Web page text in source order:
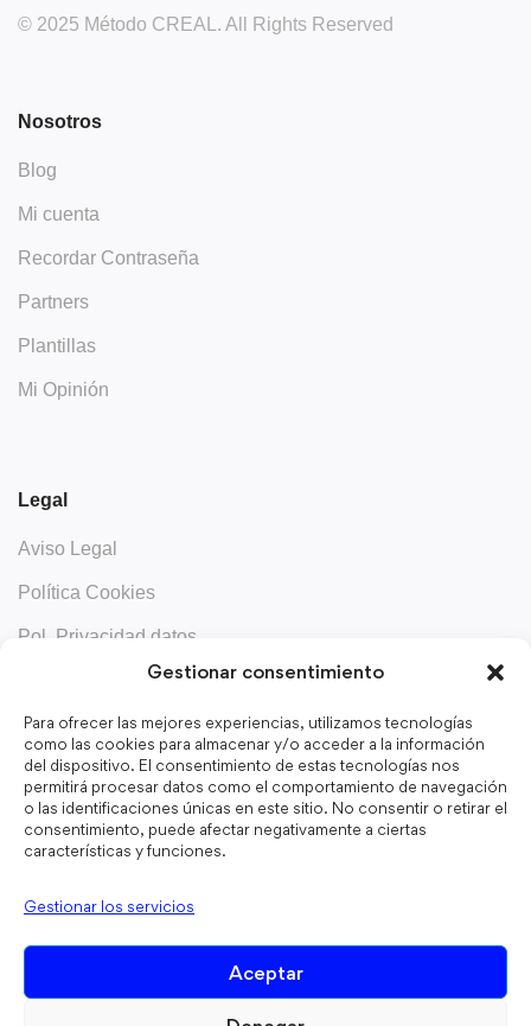
Gestionar consentimiento
Para ofrecer las mejores experiencias, utilizamos tecnologías
como las cookies para almacenar y/o acceder a la información
del dispositivo. El consentimiento de estas tecnologías nos
permitirá procesar datos como el comportamiento de navegación
o las identificaciones únicas en este sitio. No consentir o retirar el
consentimiento, puede afectar negativamente a ciertas
características y funciones.
Gestionar los servicios
Aceptar
© 2025 Método CREAL. All Rights Reserved
Nosotros
Blog
Mi cuenta
Recordar Contraseña
Partners
Plantillas
Mi Opinión
Legal
Aviso Legal
Política Cookies
Pol. Privacidad datos
Aboix.com
Mantente informado
He leído y acepto los términos y condiciones